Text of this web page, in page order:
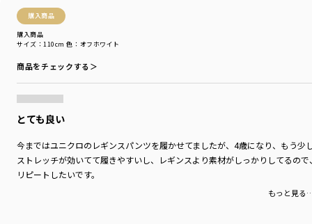
購入商品
購入商品
サイズ：110cm 色：オフホワイト
商品をチェックする＞
とても良い
今まではユニクロのレギンスパンツを履かせてましたが、4歳になり、もう
ストレッチが効いてて履きやすいし、レギンスより素材がしっかりしてるの
リピートしたいです。
もっと見る